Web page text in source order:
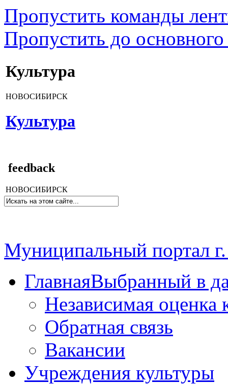
Пропустить команды
Пропустить до основного
Культура
НОВОСИБИРСК
Культура
feedback
НОВОСИБИРСК
Муниципальный портал
ГлавнаяВыбранный в
Независимая оценка
Обратная связь
Вакансии
Учреждения культуры